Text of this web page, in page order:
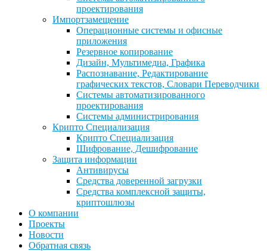
проектирования
Импортзамещение
Операционные системы и офисные
приложения
Резервное копирование
Дизайн, Мультимедиа, Графика
Распознавание, Редактирование
графических текстов, Словари Переводчики
Системы автоматизированного
проектирования
Системы администрирования
Крипто Специализация
Крипто Специализация
Шифрование, Дешифрование
Защита информации
Антивирусы
Средства доверенной загрузки
Средства комплексной защиты,
криптошлюзы
О компании
Проекты
Новости
Обратная связь